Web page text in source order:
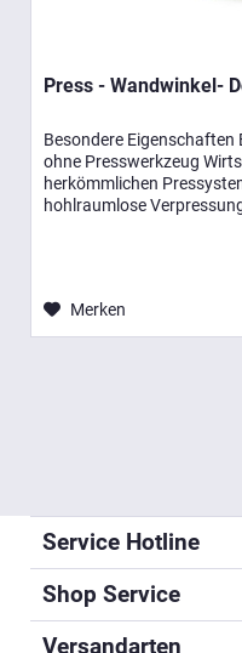
Press - Wandwinkel-
Besondere
ohne Presswerkzeug
herkömmlichen
hohlraumlose
Merken
Service Hotline
Shop Service
Versandarten